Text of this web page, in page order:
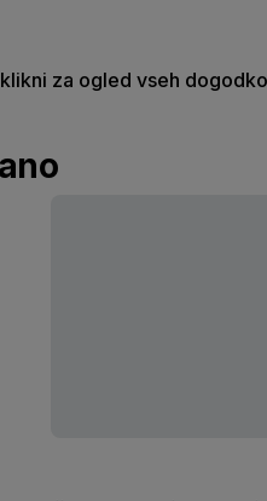
za ogled vseh